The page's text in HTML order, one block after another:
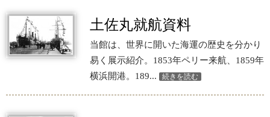
土佐丸就航資料
当館は、世界に開いた海運の歴史を分かり
易く展示紹介。1853年ペリー来航、1859年
横浜開港。189...
続きを読む